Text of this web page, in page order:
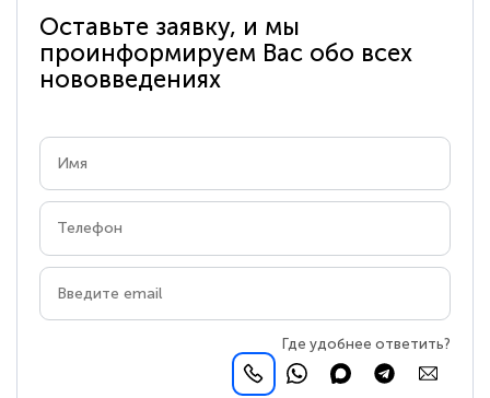
Оставьте заявку, и мы
проинформируем Вас обо всех
нововведениях
Где удобнее ответить?